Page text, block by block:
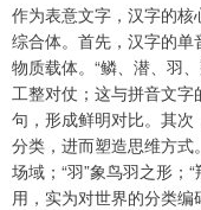
作为表意文字，汉字的
综合体。首先，汉字的
物质载体。“鳞、潜、羽
工整对仗；这与拼音文
句，形成鲜明对比。其
分类，进而塑造思维方式
场域；“羽”象鸟羽之形；
用，实为对世界的分类编